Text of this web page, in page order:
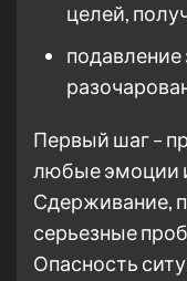
целей,
подавление
Первый шаг –
любые эмоции
Сдерживание,
серьезные
Опасность